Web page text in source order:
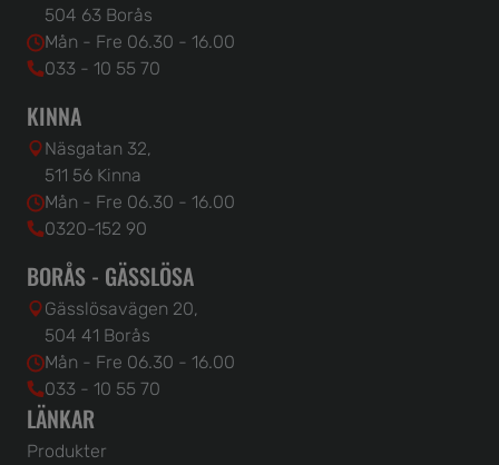
504 63 Borås
Mån - Fre 06.30 - 16.00
033 - 10 55 70
KINNA
Näsgatan 32,
511 56 Kinna
Mån - Fre 06.30 - 16.00
0320-152 90
BORÅS - GÄSSLÖSA
Gässlösavägen 20,
504 41 Borås
Mån - Fre 06.30 - 16.00
033 - 10 55 70
LÄNKAR
Produkter